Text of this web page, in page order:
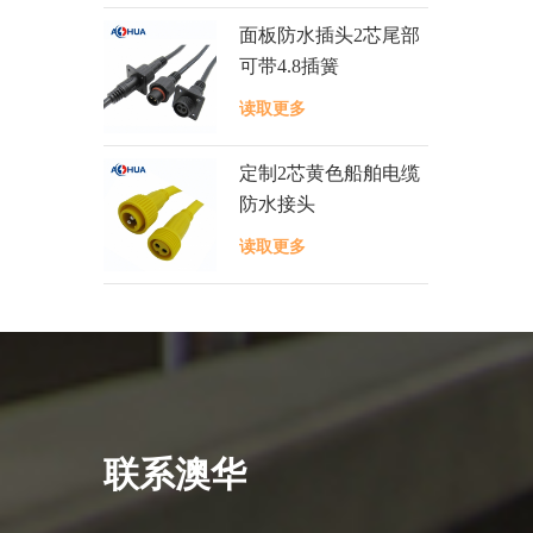
面板防水插头2芯尾部
可带4.8插簧
读取更多
定制2芯黄色船舶电缆
防水接头
读取更多
联系澳华